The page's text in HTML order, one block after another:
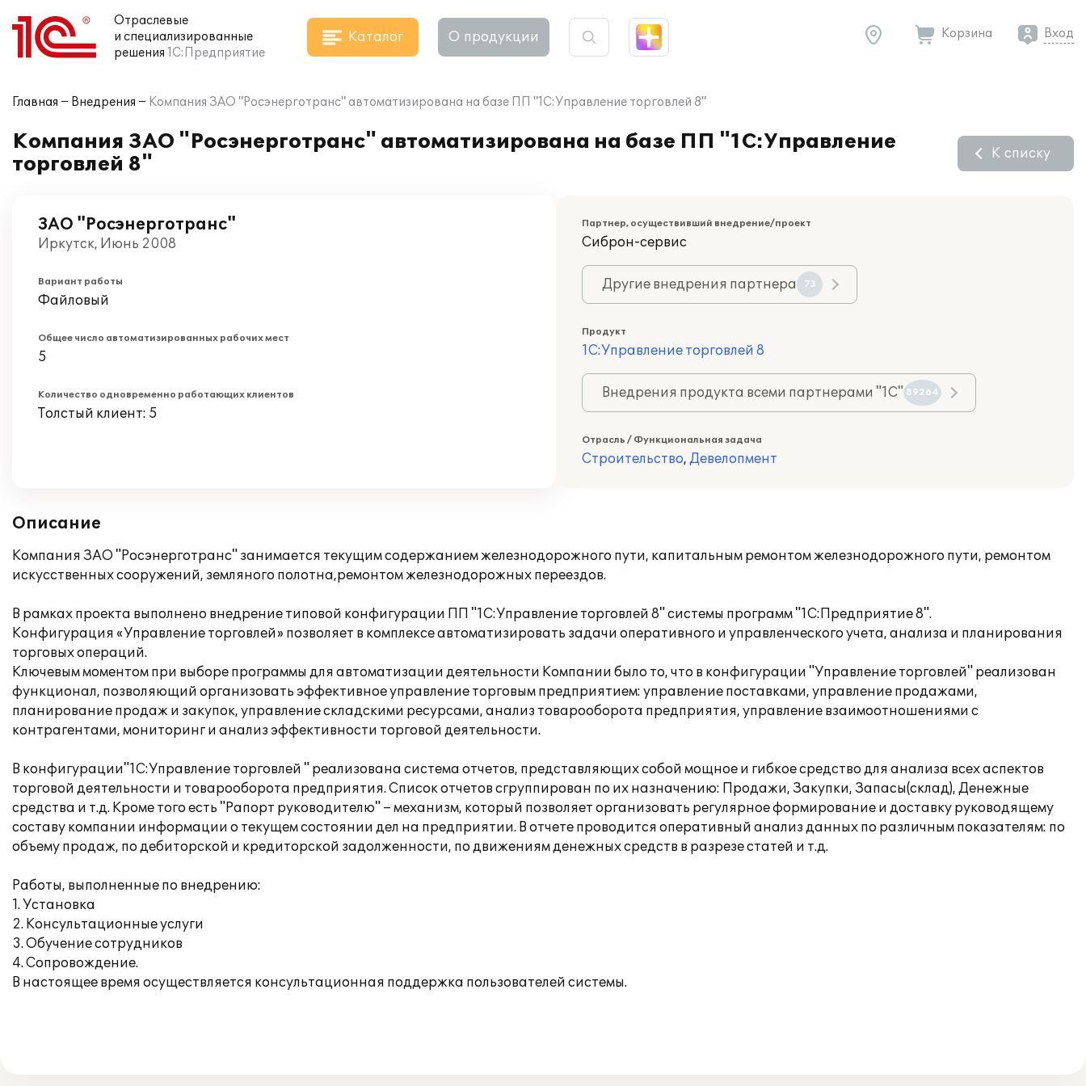
Отраслевые
и специализированные
решения 1С:Предприятие
Каталог О продукции Корзина Вход
Главная Внедрения Компания ЗАО "Росэнерготранс" автоматизирована на базе ПП "1С:Управление торговлей 8"
Компания ЗАО "Росэнерготранс" автоматизирована на базе ПП "1С:Управление
торговлей 8"
К списку
ЗАО "Росэнерготранс"
Иркутск, Июнь 2008
Вариант работы
Файловый
Общее число автоматизированных рабочих мест
5
Количество одновременно работающих клиентов
Толстый клиент: 5
Партнер, осуществивший внедрение/проект
Сиброн-сервис
Другие внедрения партнера 73
Продукт
1С:Управление торговлей 8
Внедрения продукта всеми партнерами "1С" 89264
Отрасль / Функциональная задача
Строительство, Девелопмент
Описание
Компания ЗАО "Росэнерготранс" занимается текущим содержанием железнодорожного пути, капитальным ремонтом железнодорожного пути, ремонтом
искусственных сооружений, земляного полотна,ремонтом железнодорожных переездов.
В рамках проекта выполнено внедрение типовой конфигурации ПП "1С:Управление торговлей 8" системы программ "1С:Предприятие 8".
Конфигурация «Управление торговлей» позволяет в комплексе автоматизировать задачи оперативного и управленческого учета, анализа и планирования
торговых операций.
Ключевым моментом при выборе программы для автоматизации деятельности Компании было то, что в конфигурации "Управление торговлей" реализован
функционал, позволяющий организовать эффективное управление торговым предприятием: управление поставками, управление продажами,
планирование продаж и закупок, управление складскими ресурсами, анализ товарооборота предприятия, управление взаимоотношениями с
контрагентами, мониторинг и анализ эффективности торговой деятельности.
В конфигурации"1С:Управление торговлей " реализована система отчетов, представляющих собой мощное и гибкое средство для анализа всех аспектов
торговой деятельности и товарооборота предприятия. Список отчетов сгруппирован по их назначению: Продажи, Закупки, Запасы(склад), Денежные
средства и т.д. Кроме того есть "Рапорт руководителю" – механизм, который позволяет организовать регулярное формирование и доставку руководящему
составу компании информации о текущем состоянии дел на предприятии. В отчете проводится оперативный анализ данных по различным показателям: по
объему продаж, по дебиторской и кредиторской задолженности, по движениям денежных средств в разрезе статей и т.д.
Работы, выполненные по внедрению:
1. Установка
2. Консультационные услуги
3. Обучение сотрудников
4. Сопровождение.
В настоящее время осуществляется консультационная поддержка пользователей системы.